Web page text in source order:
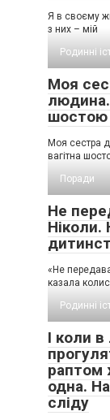
Я в своєму
з них – мій
Родинні
Моя
людина.
Моя сестра
вагітна
Поради
Не
Ніколи.
«Не
казала
Родинні
І коли
раптом
одна.
сліду